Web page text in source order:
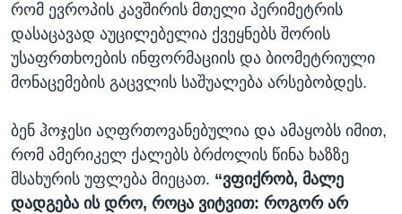
რომ ევროპის კავშირის მთელი პერიმეტრის
დასაცავად აუცილებელია ქვეყნებს შორის
უსაფრთხოების ინფორმაციის და ბიომეტრიული
მონაცემების გაცვლის საშუალება არსებობდეს.
ბენ ჰოჯესი აღფრთოვანებულია და ამაყობს იმით,
რომ ამერიკელ ქალებს ბრძოლის წინა ხაზზე
მსახურის უფლება მიეცათ. “ვფიქრობ, მალე
დადგება ის დრო, როცა ვიტვით: როგორ არ